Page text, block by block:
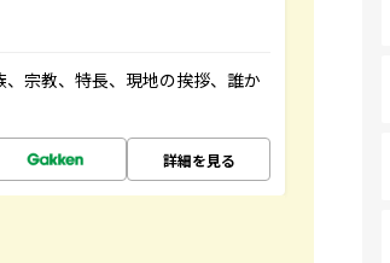
宗教、特長、現地の挨拶、誰か
詳細を見る